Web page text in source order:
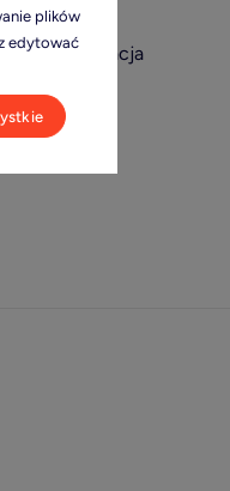
i certyfikacja
plików
edytować